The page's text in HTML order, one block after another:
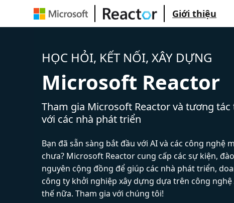
Giới thiệu
HỌC HỎI, KẾT NỐI, XÂY DỰNG
Microsoft Reactor
Tham gia Microsoft Reactor và tương
với các nhà phát triển
Bạn đã sẵn sàng bắt đầu với AI và các công nghệ
chưa? Microsoft Reactor cung cấp các sự kiện,
nguyên cộng đồng để giúp các nhà phát triển,
công ty khởi nghiệp xây dựng dựa trên công nghệ
thế nữa. Tham gia với chúng tôi!